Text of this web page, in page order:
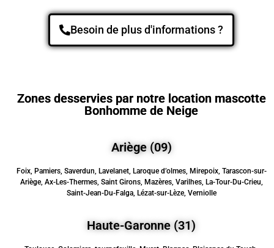
Besoin de plus d'informations ?
Zones desservies par notre location mascotte
Bonhomme de Neige
Ariège (09)
Foix, Pamiers, Saverdun, Lavelanet, Laroque d’olmes, Mirepoix, Tarascon-sur-
Ariège, Ax-Les-Thermes, Saint Girons, Mazères, Varilhes, La-Tour-Du-Crieu,
Saint-Jean-Du-Falga, Lézat-sur-Lèze, Verniolle
Haute-Garonne (31)